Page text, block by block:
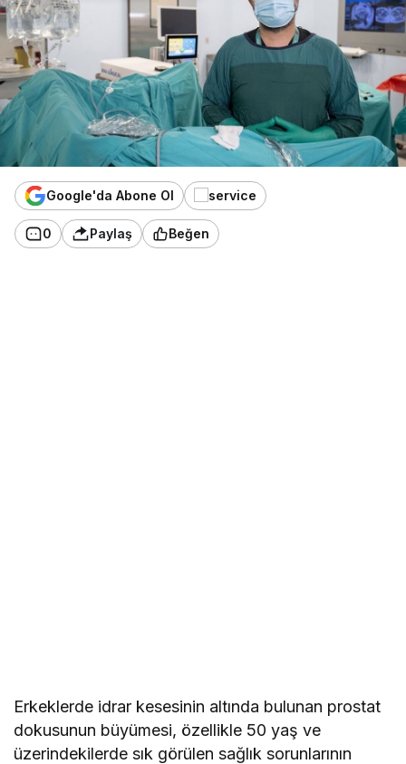
Google'da Abone Ol
0 Paylaş Beğen
Erkeklerde idrar kesesinin altında bulunan prostat
dokusunun büyümesi, özellikle 50 yaş ve
üzerindekilerde sık görülen sağlık sorunlarının